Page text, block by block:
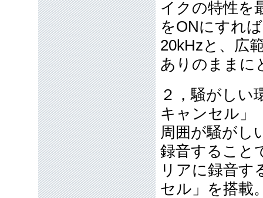
イクの特性を
をONにすれ
20kHzと、広
ありのままに
２，騒がしい
キャンセル」
周囲が騒がし
録音すること
リアに録音す
セル」を搭載